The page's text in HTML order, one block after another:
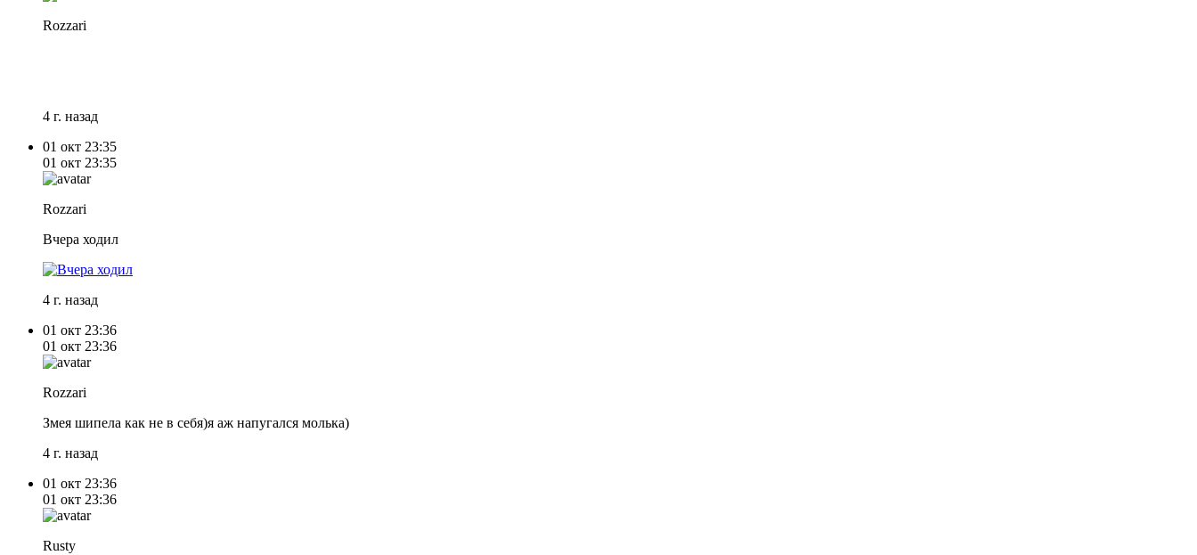
Rozzari
4 г. назад
01 окт 23:35
01 окт 23:35
Rozzari
Вчера ходил
4 г. назад
01 окт 23:36
01 окт 23:36
Rozzari
Змея шипела как не в себя)я аж напугался молька)
4 г. назад
01 окт 23:36
01 окт 23:36
Rusty